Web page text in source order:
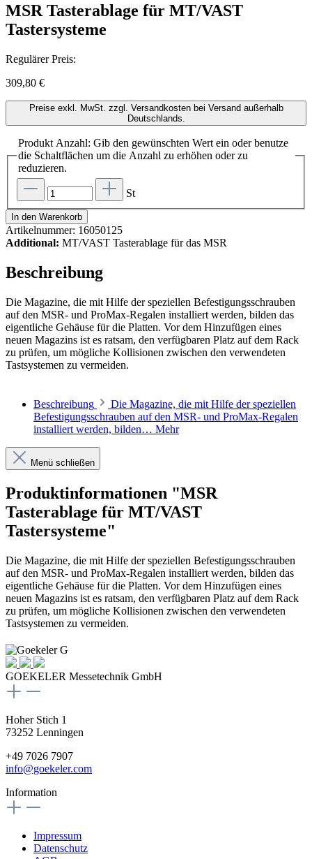
MSR Tasterablage für MT/VAST
Tastersysteme
Regulärer Preis:
309,80 €
Preise exkl. MwSt. zzgl. Versandkosten bei Versand außerhalb
Deutschlands.
Produkt Anzahl: Gib den gewünschten Wert ein oder benutze
die Schaltflächen um die Anzahl zu erhöhen oder zu
reduzieren.
St
In den Warenkorb
Artikelnummer: 16050125
Additional: MT/VAST Tasterablage für das MSR
Beschreibung
Die Magazine, die mit Hilfe der speziellen Befestigungsschrauben
auf den MSR- und ProMax-Regalen installiert werden, bilden das
eigentliche Gehäuse für die Platten. Vor dem Hinzufügen eines
neuen Magazins ist es ratsam, den verfügbaren Platz auf dem Rack
zu prüfen, um mögliche Kollisionen zwischen den verwendeten
Tastsystemen zu vermeiden.
Beschreibung
Die Magazine, die mit Hilfe der speziellen
Befestigungsschrauben auf den MSR- und ProMax-Regalen
installiert werden, bilden… Mehr
Menü schließen
Produktinformationen "MSR
Tasterablage für MT/VAST
Tastersysteme"
Die Magazine, die mit Hilfe der speziellen Befestigungsschrauben
auf den MSR- und ProMax-Regalen installiert werden, bilden das
eigentliche Gehäuse für die Platten. Vor dem Hinzufügen eines
neuen Magazins ist es ratsam, den verfügbaren Platz auf dem Rack
zu prüfen, um mögliche Kollisionen zwischen den verwendeten
Tastsystemen zu vermeiden.
GOEKELER Messetechnik GmbH
Hoher Stich 1
73252 Lenningen
+49 7026 7907
info@goekeler.com
Information
Impressum
Datenschutz